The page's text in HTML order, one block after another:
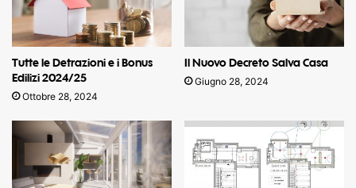
Tutte le Detrazioni e i Bonus
Edilizi 2024/25
Ottobre 28, 2024
Il Nuovo Decreto Salva Casa
Giugno 28, 2024